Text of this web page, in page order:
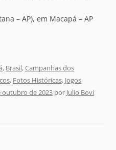
– AP), em Macapá – AP
, Brasil,Campanhas dos
, Fotos Históricas, Jogos
outubro de 2023 por Julio Bovi